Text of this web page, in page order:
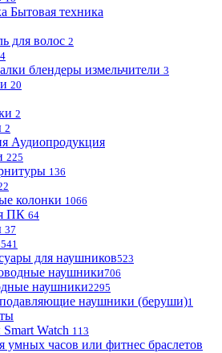
Бытовая техника
для волос 2
4
блендеры измельчители 3
20
2
2
Аудиопродукция
225
136
колонки 1066
ПК 64
37
для наушников523
наушники706
наушники2295
наушники (беруши)1
Watch 113
умных часов или фитнес браслетов